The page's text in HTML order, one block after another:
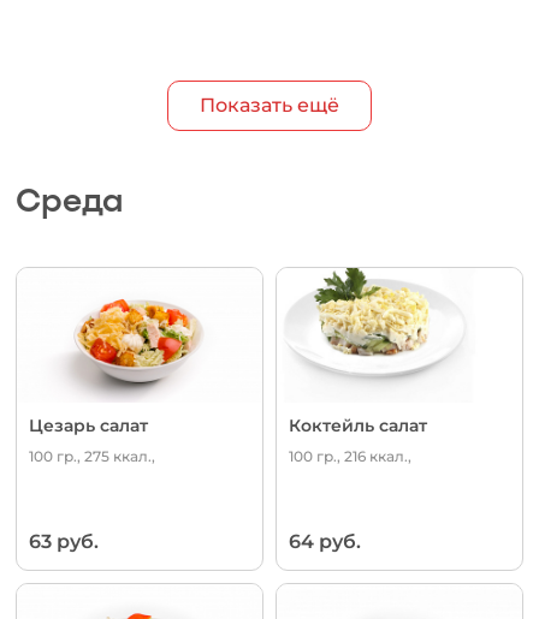
Показать ещё
Среда
Цезарь салат
100 гр., 275 ккал.,
63 руб.
Коктейль салат
100 гр., 216 ккал.,
64 руб.